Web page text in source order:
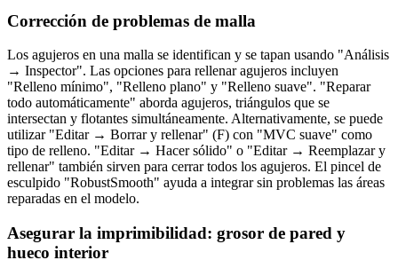
Corrección de problemas de malla
Los agujeros en una malla se identifican y se tapan usando "Análisis
→ Inspector". Las opciones para rellenar agujeros incluyen
"Relleno mínimo", "Relleno plano" y "Relleno suave". "Reparar
todo automáticamente" aborda agujeros, triángulos que se
intersectan y flotantes simultáneamente. Alternativamente, se puede
utilizar "Editar → Borrar y rellenar" (F) con "MVC suave" como
tipo de relleno. "Editar → Hacer sólido" o "Editar → Reemplazar y
rellenar" también sirven para cerrar todos los agujeros. El pincel de
esculpido "RobustSmooth" ayuda a integrar sin problemas las áreas
reparadas en el modelo.
Asegurar la imprimibilidad: grosor de pared y
hueco interior